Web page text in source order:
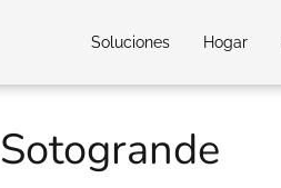
Soluciones Hogar